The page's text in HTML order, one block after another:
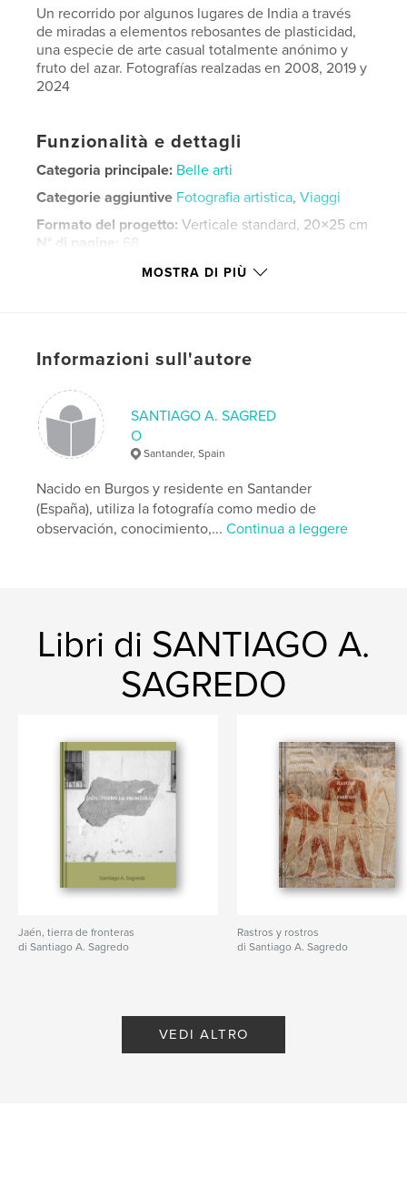
Un recorrido por algunos lugares de India a través
de miradas a elementos rebosantes de plasticidad,
una especie de arte casual totalmente anónimo y
fruto del azar. Fotografías realzadas en 2008, 2019 y
2024
Funzionalità e dettagli
Categoria principale: Belle arti
Categorie aggiuntive Fotografia artistica,Viaggi
Formato del progetto:Verticale standard, 20×25 cm
N° di pagine:
68
Data di pubblicazione:giu 19, 2026
arte azar pasticidad
MOSTRA DI PIÙ
Informazioni sull'autore
SANTIAGO A. SAGRED
O
Santander, Spain
Nacido en Burgos y residente en Santander
(España), utiliza la fotografía como medio de
observación, conocimiento,...Continua a leggere
Libri di SANTIAGO A.
SAGREDO
Jaén, tierra de fronteras
di Santiago A. Sagredo
Rastros y rostros
di Santiago A. Sagredo
VEDI ALTRO